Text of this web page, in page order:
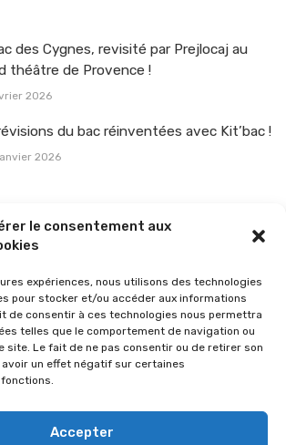
le consentement aux
expériences, nous utilisons des technologies
pour stocker et/ou accéder aux informations
de consentir à ces technologies nous permettra
telles que le comportement de navigation ou
site. Le fait de ne pas consentir ou de retirer son
un effet négatif sur certaines
Accepter
des Cygnes, revisité par Prejlocaj au
théâtre de Provence !
2026
du bac réinventées avec Kit’bac !
2026